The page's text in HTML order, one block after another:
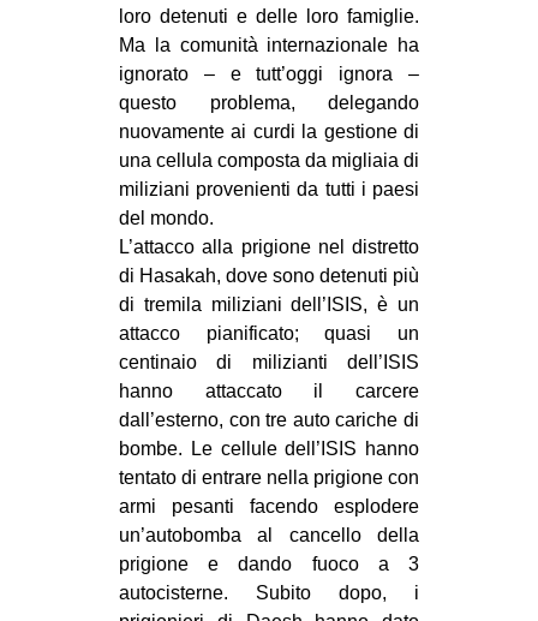
CULTURE
CINEMA
MANIFESTI
MUSICA
INTERNAZIONALE
AFRICA
AMERICHE
ESTREMO ORIENTE
EUROPA
MEDIO ORIENTE
MONDO
EVENTI
loro detenuti e delle loro famiglie.
Ma la comunità internazionale ha
ignorato – e tutt’oggi ignora –
questo problema, delegando
nuovamente ai curdi la gestione di
una cellula composta da migliaia di
miliziani provenienti da tutti i paesi
del mondo.
L’attacco alla prigione nel distretto
di Hasakah, dove sono detenuti più
di tremila miliziani dell’ISIS, è un
attacco pianificato; quasi un
centinaio di milizianti dell’ISIS
hanno attaccato il carcere
dall’esterno, con tre auto cariche di
bombe. Le cellule dell’ISIS hanno
tentato di entrare nella prigione con
armi pesanti facendo esplodere
un’autobomba al cancello della
prigione e dando fuoco a 3
autocisterne. Subito dopo, i